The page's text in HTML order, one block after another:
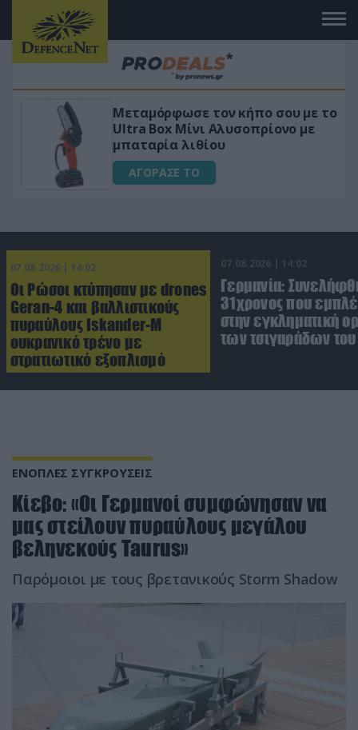
«Μαγική» φόρμουλα τριβόλι + VIP
για αύξηση της λίμπιντο
ΑΓΟΡΑΣΕ ΤΟ
07.08.2026 | 14:02
Οι Ρώσοι κτύπησαν με drones
Geran-4 και βαλλιστικούς
πυραύλους Iskander-M
ουκρανικό τρένο με
στρατιωτικό εξοπλισμό
07.08.2026 | 14:02
Γερμανία:
31χρονος που
στην εγκληματική
των τσιγαράδων του
ΕΝΟΠΛΕΣ ΣΥΓΚΡΟΥΣΕΙΣ
Κίεβο: «Οι Γερμανοί συμφώνησαν να
μας στείλουν πυραύλους μεγάλου
βεληνεκούς Taurus»
Παρόμοιοι με τους βρετανικούς Storm Shadow